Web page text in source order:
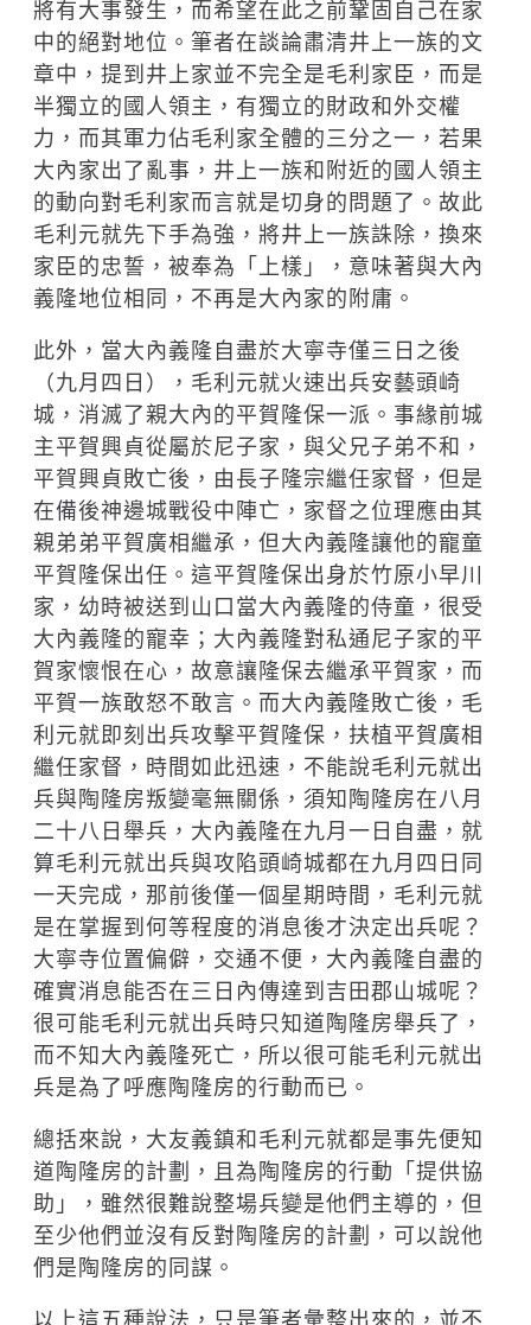
將有大事發生，而希望在此之前鞏固自己在家
中的絕對地位。筆者在談論肅清井上一族的文
章中，提到井上家並不完全是毛利家臣，而是
半獨立的國人領主，有獨立的財政和外交權
力，而其軍力佔毛利家全體的三分之一，若果
大內家出了亂事，井上一族和附近的國人領主
的動向對毛利家而言就是切身的問題了。故此
毛利元就先下手為強，將井上一族誅除，換來
家臣的忠誓，被奉為「上樣」，意味著與大內
義隆地位相同，不再是大內家的附庸。
此外，當大內義隆自盡於大寧寺僅三日之後
（九月四日），毛利元就火速出兵安藝頭崎
城，消滅了親大內的平賀隆保一派。事緣前城
主平賀興貞從屬於尼子家，與父兄子弟不和，
平賀興貞敗亡後，由長子隆宗繼任家督，但是
在備後神邊城戰役中陣亡，家督之位理應由其
親弟弟平賀廣相繼承，但大內義隆讓他的寵童
平賀隆保出任。這平賀隆保出身於竹原小早川
家，幼時被送到山口當大內義隆的侍童，很受
大內義隆的寵幸；大內義隆對私通尼子家的平
賀家懷恨在心，故意讓隆保去繼承平賀家，而
平賀一族敢怒不敢言。而大內義隆敗亡後，毛
利元就即刻出兵攻擊平賀隆保，扶植平賀廣相
繼任家督，時間如此迅速，不能說毛利元就出
兵與陶隆房叛變毫無關係，須知陶隆房在八月
二十八日舉兵，大內義隆在九月一日自盡，就
算毛利元就出兵與攻陷頭崎城都在九月四日同
一天完成，那前後僅一個星期時間，毛利元就
是在掌握到何等程度的消息後才決定出兵呢？
大寧寺位置偏僻，交通不便，大內義隆自盡的
確實消息能否在三日內傳達到吉田郡山城呢？
很可能毛利元就出兵時只知道陶隆房舉兵了，
而不知大內義隆死亡，所以很可能毛利元就出
兵是為了呼應陶隆房的行動而已。
總括來說，大友義鎮和毛利元就都是事先便知
道陶隆房的計劃，且為陶隆房的行動「提供協
助」，雖然很難說整場兵變是他們主導的，但
至少他們並沒有反對陶隆房的計劃，可以說他
們是陶隆房的同謀。